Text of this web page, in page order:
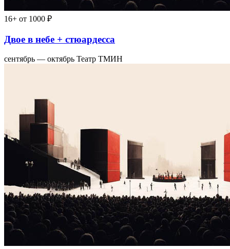
16+ от 1000 ₽
Двое в небе + стюардесса
сентябрь — октябрь Театр ТМИН